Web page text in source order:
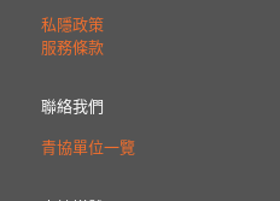
私隱政策
服務條款
聯絡我們
青協單位一覽